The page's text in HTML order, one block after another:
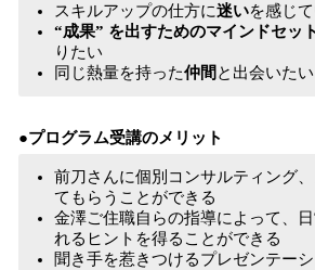
スキルアップの仕方に迷いを感じ
“成果” を出すためのマインドセット
りたい
同じ熱量を持った仲間 と出会いたい
●プログラム受講のメリット
前刀さんに個別コンサルティング
てもらうことができる
金澤ご住職自らの指導によって、
れるヒントを得ることができる
聞き手を惹きつけるプレゼンテー